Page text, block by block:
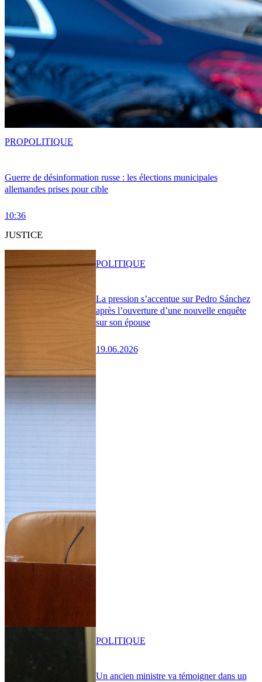
Guerre de désinformation russe : les élections municipales
allemandes prises pour cible
10:36
PROPOLITIQUE
JUSTICE
La pression s’accentue sur Pedro Sánchez
après l’ouverture d’une nouvelle enquête
sur son épouse
19.06.2026
POLITIQUE
Un ancien ministre va témoigner dans un
POLITIQUE